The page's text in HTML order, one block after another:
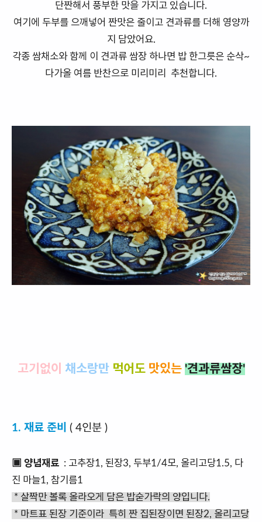
단짠해서 풍부한 맛을 가지고 있습니다.
여기에 두부를 으깨넣어 짠맛은 줄이고 견과류를 더해 영양까
지 담았어요.
각종 쌈채소와 함께 이 견과류 쌈장 하나면 밥 한그릇은 순삭~
다가올 여름 반찬으로 미리미리 추천합니다.
고기없이 채소랑만 먹어도 맛있는 '견과류쌈장'
1. 재료 준비 ( 4인분 )
▣ 양념재료 : 고추장1, 된장3, 두부1/4모, 올리고당1.5, 다
진 마늘1, 참기름1
* 살짝만 볼록 올라오게 담은 밥숟가락의 양입니다.
* 마트표 된장 기준이라 특히 짠 집된장이면 된장2, 올리고당